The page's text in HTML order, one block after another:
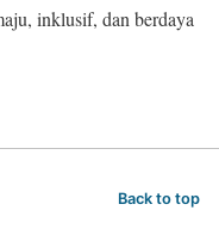
inklusif, dan berdaya
Back to top